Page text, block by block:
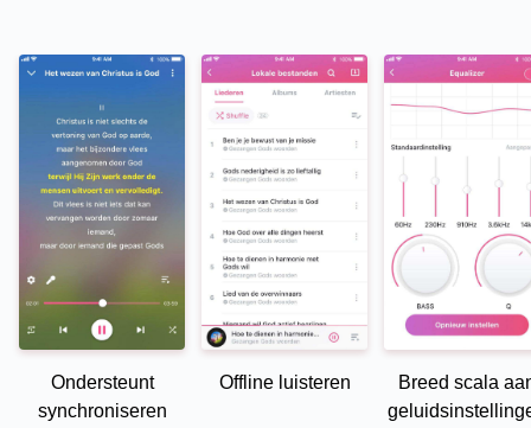
Ondersteunt
synchroniseren
Offline luisteren
Breed scala